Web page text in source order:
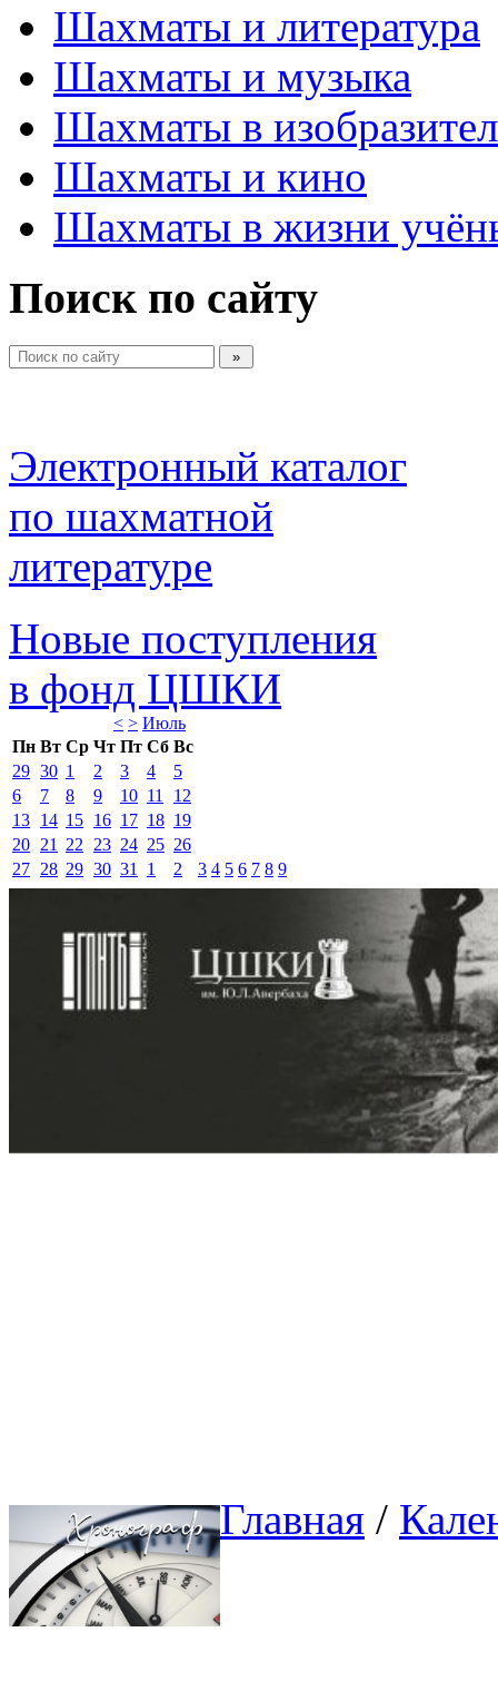
Шахматы и литература
Шахматы и музыка
Шахматы в
Шахматы и кино
Шахматы в жизни
Поиск по сайту
Электронный каталог
по шахматной
литературе
Новые поступления
в фонд ЦШКИ
< > Июль
Пн Вт Ср Чт Пт Сб Вс
29 30 1 2 3 4
5
6
7 8 9 10 11
12
13 14 15 16 17 18 19
20 21 22 23 24 25 26
27 28 29 30 31 1 2 3 4 5 6 7 8 9
Главная /